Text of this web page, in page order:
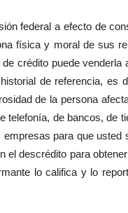
a efecto de
física y moral de sus
crédito puede
de referencia, es
de la persona
de bancos, de
para que usted
descrédito para
lo califica y lo